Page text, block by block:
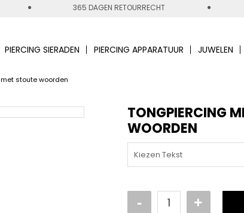
365 DAGEN RETOURRECHT
PIERCING SIERADEN PIERCING APPARATUUR JUWELEN
stoute woorden
TONGPIERCING
WOORDEN
Kiezen Tekst